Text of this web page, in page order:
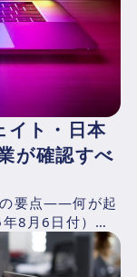
ト・日本
が確認すべ
要点——何が起
8月6日付）の